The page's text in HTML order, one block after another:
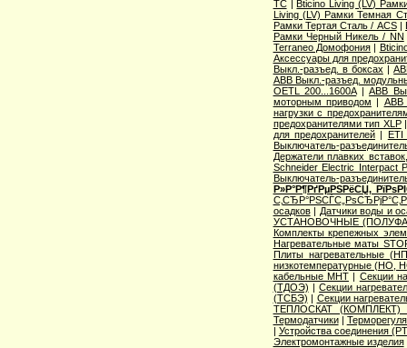
TC|Bticino Living (LV)
Living (LV) Рамки Темная
Рамки Тертая Сталь / ACS|
Рамки Черный Никель / NN
Terraneo Домофония|
Аксессуары для
Выкл.-разъед. в боксах |
ABB Выкл.-разъед.
OETL 200...1600A| ABB
моторным приводом | ABB
нагрузки с
предохранителями тип XLP
для предохранителей| ETI
Выключатель-
Держатели плавких
Schneider Electric Interpact
Выключатель-
Р»Р°Р¶РґРµРЅРёСЏ,
осадков| Датчики воды и
УСТАНОВОЧНЫЕ
Комплекты крепежных
Нагревательные маты
Плиты нагревательные
низкотемпературные
кабельные МНТ| Секции
(ТДОЭ) |Секции
(ТСБЭ) | Секции
ТЕПЛОСКАТ (КОМПЛЕКТ)
Термодатчики|
| Устройства соединения
Электромонтажные изделия